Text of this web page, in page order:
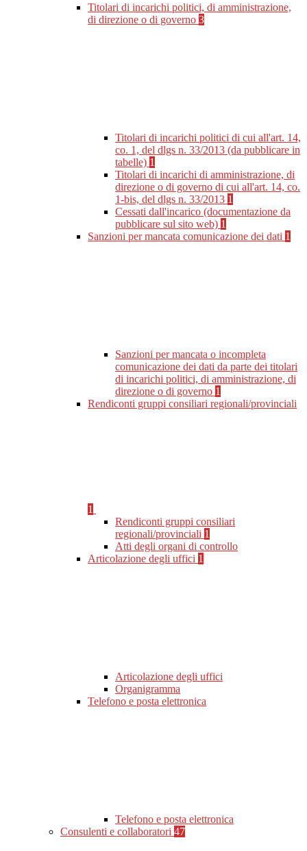
Titolari di incarichi politici, di amministrazione,
di direzione o di governo 3
Titolari di incarichi politici di cui all'art. 14,
co. 1, del dlgs n. 33/2013 (da pubblicare in
tabelle) 1
Titolari di incarichi di amministrazione, di
direzione o di governo di cui all'art. 14, co.
1-bis, del dlgs n. 33/2013 1
Cessati dall'incarico (documentazione da
pubblicare sul sito web) 1
Sanzioni per mancata comunicazione dei dati 1
Sanzioni per mancata o incompleta
comunicazione dei dati da parte dei titolari
di incarichi politici, di amministrazione, di
direzione o di governo 1
Rendiconti gruppi consiliari regionali/provinciali
1
Rendiconti gruppi consiliari
regionali/provinciali 1
Atti degli organi di controllo
Articolazione degli uffici 1
Articolazione degli uffici
Organigramma
Telefono e posta elettronica
Telefono e posta elettronica
Consulenti e collaboratori 47